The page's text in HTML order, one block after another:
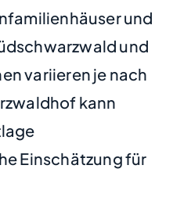
und
und
variieren je nach
kann
Einschätzung für